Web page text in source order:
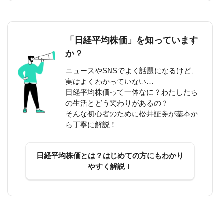
「日経平均株価」を知っています
か？
ニュースやSNSでよく話題になるけど、
実はよくわかっていない…
日経平均株価って一体なに？わたしたち
の生活とどう関わりがあるの？
そんな初心者のために松井証券が基本か
ら丁寧に解説！
日経平均株価とは？はじめての方にもわかり
やすく解説！